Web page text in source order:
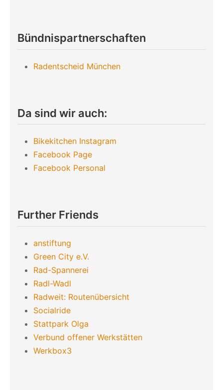
Bündnispartnerschaften
Radentscheid München
Da sind wir auch:
Bikekitchen Instagram
Facebook Page
Facebook Personal
Further Friends
anstiftung
Green City e.V.
Rad-Spannerei
Radl-Wadl
Radweit: Routenübersicht
Socialride
Stattpark Olga
Verbund offener Werkstätten
Werkbox3